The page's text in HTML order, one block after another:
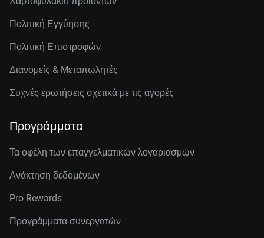
Πολιτική Εγγύησης
Πολιτική Επιστροφών
Διανομείς & Μεταπωλητές
Συχνές ερωτήσεις σχετικά με τις αγορές
Προγράμματα
Τα οφέλη των επαγγελματικών λογαριασμών
Ανάκτηση δεδομένων
Pro Rewards
Προγράμματα συνεργατών